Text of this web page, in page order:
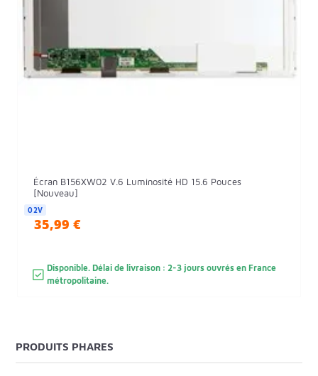
Écran B156XW02 V.6 Luminosité HD 15.6 Pouces
[Nouveau]
02V
35,99 €
Disponible. Délai de livraison : 2-3 jours ouvrés en France
métropolitaine.
PRODUITS PHARES